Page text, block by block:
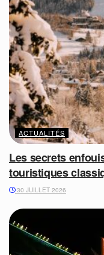
ACTUALITÉS
Les secrets
touristiques
30 JUILLET 2026